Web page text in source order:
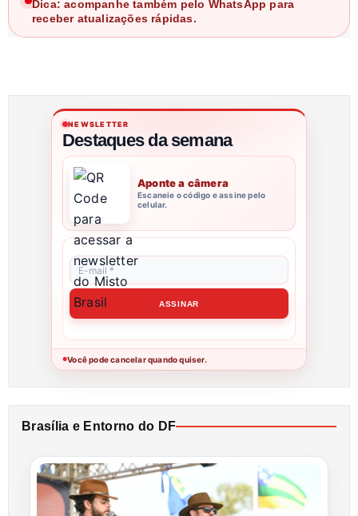
Dica: acompanhe também pelo WhatsApp para
receber atualizações rápidas.
NEWSLETTER
Destaques da semana
Aponte a câmera
Escaneie o código e assine pelo
celular.
●Você pode cancelar quando quiser.
Brasília e Entorno do DF